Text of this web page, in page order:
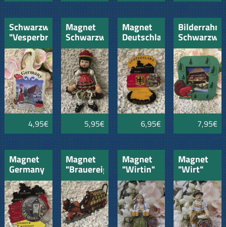
Schwarzwälder
"Vesperbrett"
4,95€
Magnet
Schwarzwald
"Mariele"
5,95€
Magnet
Deutschland
mit
Schwarzwaldwappen
6,95€ 7,95€
Magnet
Germany
mit
Wappen
Freiburg
im
Schwarzwald
Magnet
"Brauereigespann"
Magnet
"Wirtin"
Magnet
"Wirt"